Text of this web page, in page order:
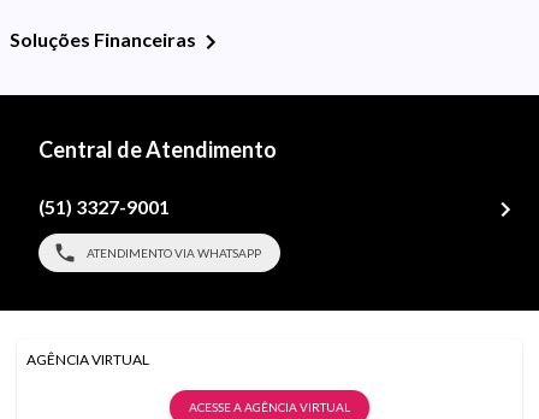
Soluções Financeiras
Central de Atendimento
(51) 3327-9001
ATENDIMENTO VIA WHATSAPP
AGÊNCIA VIRTUAL
ACESSE A AGÊNCIA VIRTUAL